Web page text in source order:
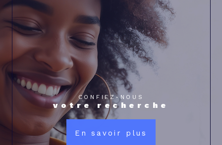
CONFIEZ-NOUS
votre recherche
En savoir plus